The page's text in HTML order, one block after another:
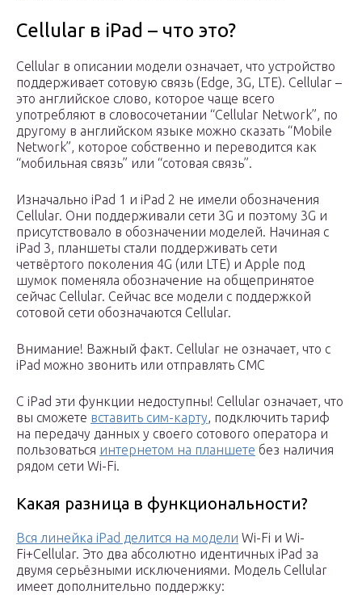
Cellular в iPad – что это?
Cellular в описании модели означает, что устройство
поддерживает сотовую связь (Edge, 3G, LTE). Cellular –
это английское слово, которое чаще всего
употребляют в словосочетании “Cellular Network”, по
другому в английском языке можно сказать “Mobile
Network”, которое собственно и переводится как
“мобильная связь” или “сотовая связь”.
Изначально iPad 1 и iPad 2 не имели обозначения
Cellular. Они поддерживали сети 3G и поэтому 3G и
присутствовало в обозначении моделей. Начиная с
iPad 3, планшеты стали поддерживать сети
четвёртого поколения 4G (или LTE) и Apple под
шумок поменяла обозначение на общепринятое
сейчас Cellular. Сейчас все модели с поддержкой
сотовой сети обозначаются Cellular.
Внимание! Важный факт. Cellular не означает, что с
iPad можно звонить или отправлять СМС
C iPad эти функции недоступны! Cellular означает, что
вы сможете вставить сим-карту, подключить тариф
на передачу данных у своего сотового оператора и
пользоваться интернетом на планшете без наличия
рядом сети Wi-Fi.
Какая разница в функциональности?
Вся линейка iPad делится на модели Wi-Fi и Wi-
Fi+Cellular. Это два абсолютно идентичных iPad за
двумя серьёзными исключениями. Модель Cellular
имеет дополнительно поддержку: